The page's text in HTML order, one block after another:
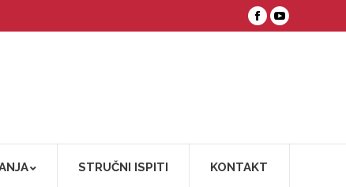
Facebook
YouTube
STRUČNI ISPITI KONTAKT